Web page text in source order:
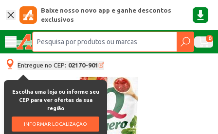
Baixe nosso novo app e ganhe descontos
exclusivos
0
Entregue no CEP: 02170-901
Escolha uma loja ou informe seu
CEP para ver ofertas da sua
região
INFORMAR LOCALIZAÇÃO